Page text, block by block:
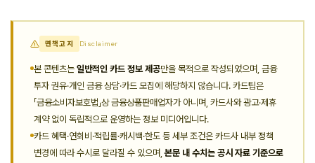
면책고지 Disclaimer
본 콘텐츠는 일반적인 카드 정보 제공만을 목적으로 작성되었으며, 금융
투자 권유·개인 금융 상담·카드 모집에 해당하지 않습니다. 카드팁은
「금융소비자보호법」상 금융상품판매업자가 아니며, 카드사와 광고·제휴
계약 없이 독립적으로 운영하는 정보 미디어입니다.
카드 혜택·연회비·적립률·캐시백·한도 등 세부 조건은 카드사 내부 정책
변경에 따라 수시로 달라질 수 있으며,본문 내 수치는 공시 자료 기준으로